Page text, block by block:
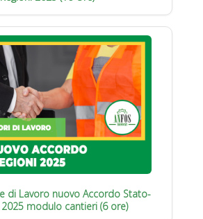
di Lavoro nuovo Accordo Stato-
2025 modulo cantieri (6 ore)